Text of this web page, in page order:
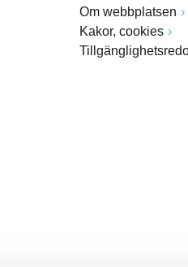
Om webbplatsen
Kakor, cookies